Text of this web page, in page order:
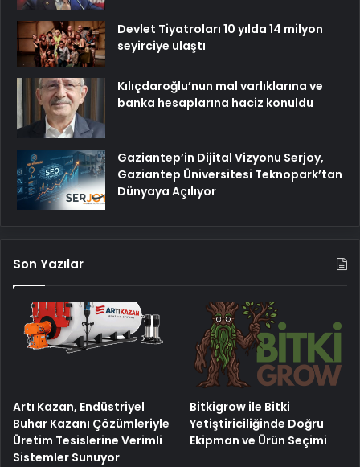
Devlet Tiyatroları 10 yılda 14 milyon
seyirciye ulaştı
Kılıçdaroğlu’nun mal varlıklarına ve
banka hesaplarına haciz konuldu
Gaziantep’in Dijital Vizyonu Serjoy,
Gaziantep Üniversitesi Teknopark’tan
Dünyaya Açılıyor
Son Yazılar
Artı Kazan, Endüstriyel
Buhar Kazanı Çözümleriyle
Üretim Tesislerine Verimli
Sistemler Sunuyor
Bitkigrow ile Bitki
Yetiştiriciliğinde Doğru
Ekipman ve Ürün Seçimi